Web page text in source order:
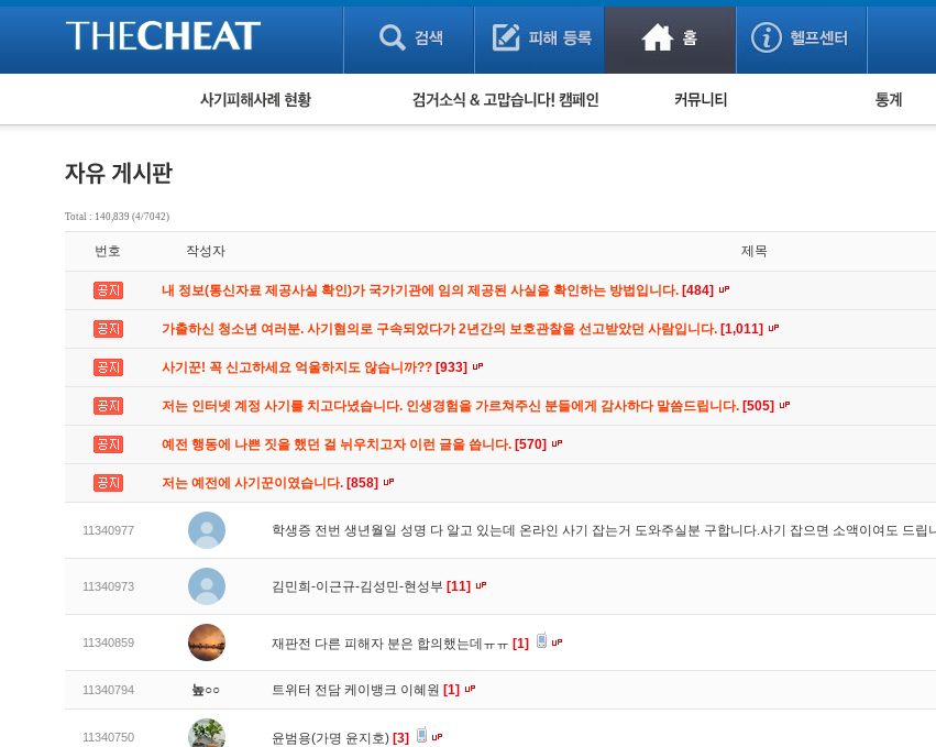
피해사례 현황
유해사이트 목록
비공개 피해사례
검거 소식 사기 예방했어요!
사기방지 아이디어
신종사기 주의 정보
누적 피해
Total : 140,839 (4/7042)
번호 작성자 제목
내 정보(통신자료 제공사실 확인)가 국가기관에 임의 제공된 사실을 확인하는 방법입니다. [484]
가출하신 청소년 여러분. 사기혐의로 구속되었다가 2년간의 보호관찰을 선고받았던 사람입니다. [1,011]
사기꾼! 꼭 신고하세요 억울하지도 않습니까?? [933]
저는 인터넷 계정 사기를 치고다녔습니다. 인생경험을 가르쳐주신 분들에게 감사하다 말씀드립니다. [505]
예전 행동에 나쁜 짓을 했던 걸 뉘우치고자 이런 글을 씁니다. [570]
저는 예전에 사기꾼이였습니다. [858]
11340977 학생증 전번 생년월일 성명 다 알고 있는데 온라인 사기 잡는거 도와주실분 구합니다.사기 잡으면 소액이여도 드립
11340973 김민희-이근규-김성민-현성부 [11]
11340859 재판전 다른 피해자 분은 합의했는데ㅠㅠ [1]
11340794 높○○ 트위터 전담 케이뱅크 이혜원 [1]
11340750 윤범용(가명 윤지호) [3]